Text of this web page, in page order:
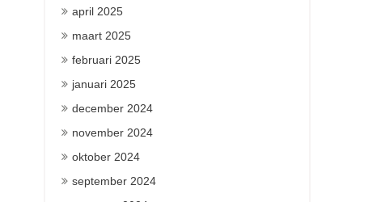
april 2025
maart 2025
februari 2025
januari 2025
december 2024
november 2024
oktober 2024
september 2024